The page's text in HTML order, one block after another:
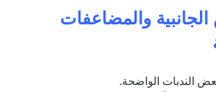
الجانبية والمضاعفات
الندبات الواضحة.